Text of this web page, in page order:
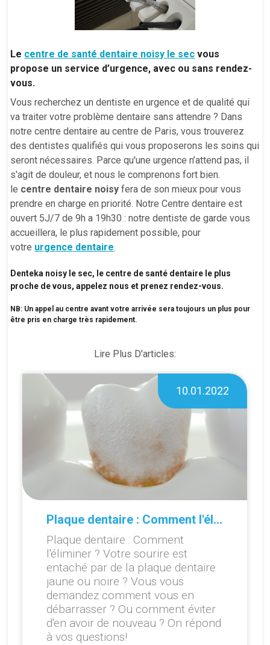
Le centre de santé dentaire noisy le sec vous
propose un service d’urgence, avec ou sans rendez-
vous.
Vous recherchez un dentiste en urgence et de qualité qui
va traiter votre problème dentaire sans attendre ? Dans
notre centre dentaire au centre de Paris, vous trouverez
des dentistes qualifiés qui vous proposerons les soins qui
seront nécessaires. Parce qu'une urgence n’attend pas, il
s'agit de douleur, et nous le comprenons fort bien.
le centre dentaire noisy fera de son mieux pour vous
prendre en charge en priorité. Notre Centre dentaire est
ouvert 5J/7 de 9h a 19h30 : notre dentiste de garde vous
accueillera, le plus rapidement possible, pour
votre urgence dentaire.
Denteka noisy le sec, le centre de santé dentaire le plus
proche de vous, appelez nous et prenez rendez-vous.
NB: Un appel au centre avant votre arrivée sera toujours un plus pour
être pris en charge très rapidement.
Lire Plus D'articles:
10.01.2022
Plaque dentaire : Comment l'éliminer ?
Plaque dentaire : Comment
l'éliminer ? Votre sourire est
entaché par de la plaque dentaire
jaune ou noire ? Vous vous
demandez comment vous en
débarrasser ? Ou comment éviter
d'en avoir de nouveau ? On répond
à vos questions!